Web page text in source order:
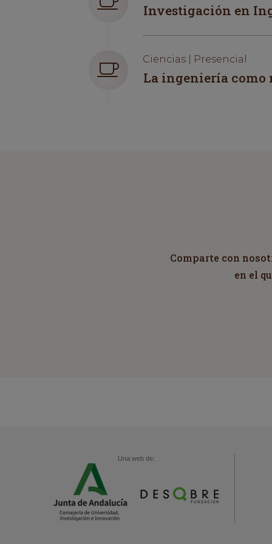
Investigación en
Ciencias | Presencial
La ingeniería como
Comparte con
en el
Una web de: